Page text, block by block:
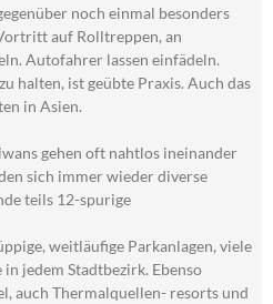
noch einmal besonders
auf Rolltreppen, an
Autofahrer lassen einfädeln.
halten, ist geübte Praxis. Auch das
in Asien.
gehen oft nahtlos ineinander
sich immer wieder diverse
teils 12-spurige
weitläufige Parkanlagen, viele
jedem Stadtbezirk. Ebenso
auch Thermalquellen- resorts und